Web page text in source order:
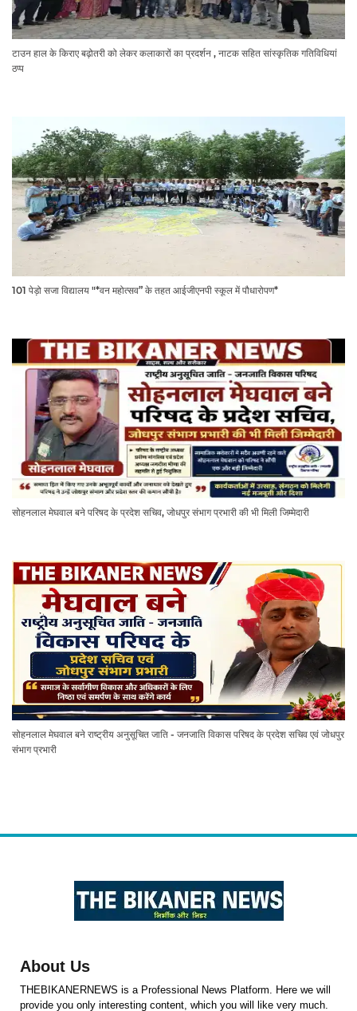
टाउन हाल के किराए बढ़ोतरी को लेकर कलाकारों का प्रदर्शन , नाटक सहित सांस्कृतिक गतिविधियां
ठप्प
101 पेड़ो सजा विद्यालय "*वन महोत्सव” के तहत आईजीएनपी स्कूल में पौधारोपण*
सोहनलाल मेघवाल बने परिषद के प्रदेश सचिव, जोधपुर संभाग प्रभारी की भी मिली जिम्मेदारी
सोहनलाल मेघवाल बने राष्ट्रीय अनुसूचित जाति - जनजाति विकास परिषद के प्रदेश सचिव एवं जोधपुर
संभाग प्रभारी
About Us
THEBIKANERNEWS is a Professional News Platform. Here we will
provide you only interesting content, which you will like very much.